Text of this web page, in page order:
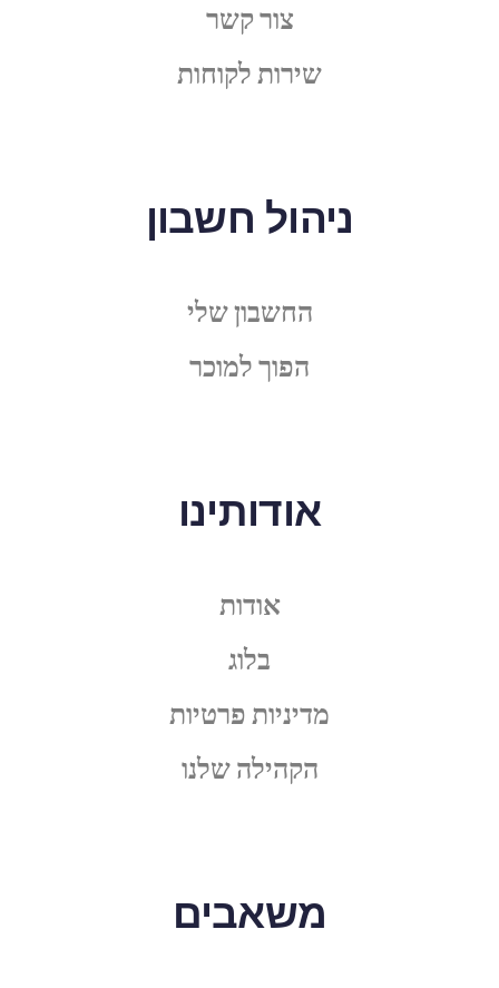
צור קשר
שירות לקוחות
ניהול חשבון
החשבון שלי
הפוך למוכר
אודותינו
אודות
בלוג
מדיניות פרטיות
הקהילה שלנו
משאבים